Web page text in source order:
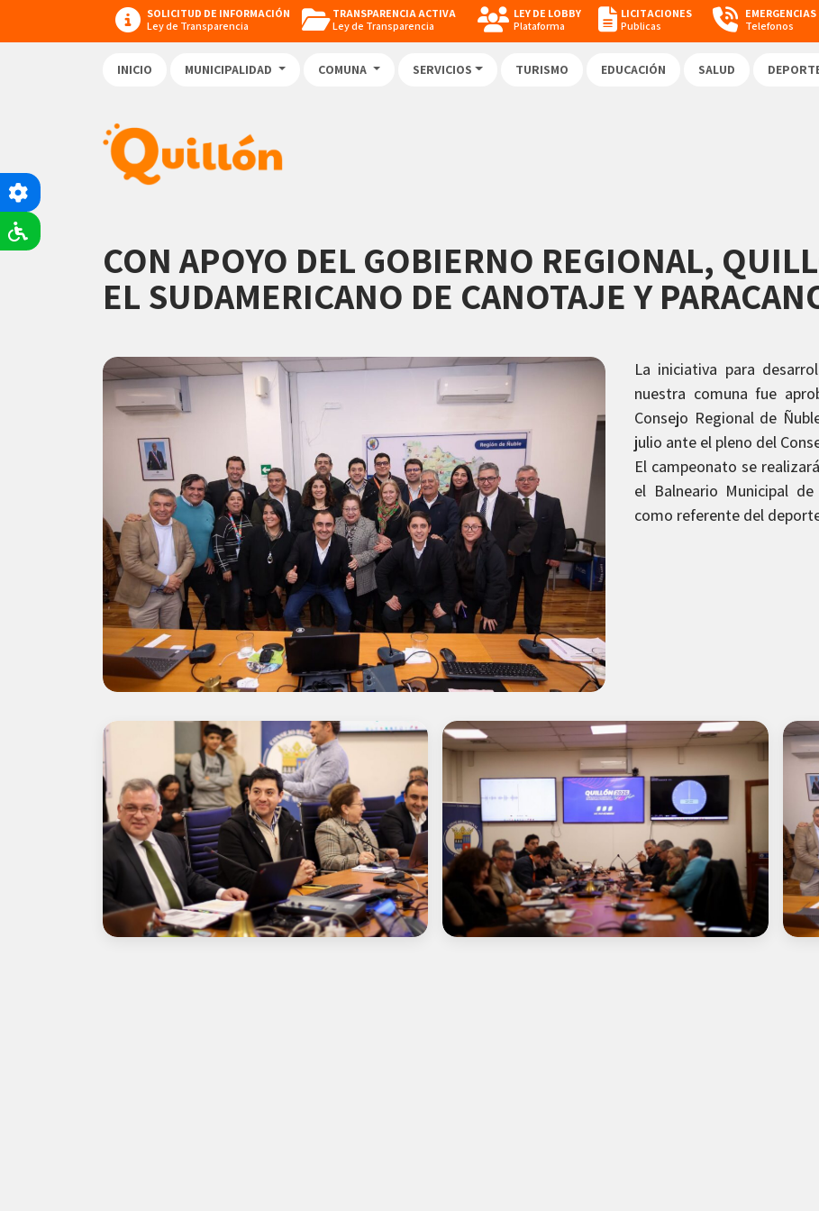
SOLICITUD DE INFORMACIÓN
Ley de Transparencia
TRANSPARENCIA ACTIVA
Ley de Transparencia
LEY DE LOBBY
Plataforma
LICITACIONES
Publicas
EMERGENCIAS
Telefonos
INICIO MUNICIPALIDAD COMUNA SERVICIOS TURISMO EDUCACIÓN SALUD
CON APOYO DEL GOBIERNO REGIONAL,
EL SUDAMERICANO DE CANOTAJE Y
La iniciativa para
nuestra comuna fue
Consejo Regional de
julio ante el pleno del
El campeonato se
el Balneario Municipal
como referente del